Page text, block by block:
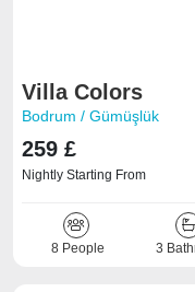
Villa Colors
Bodrum / Gümüşlük
259 £
Nightly Starting From
8 People 3